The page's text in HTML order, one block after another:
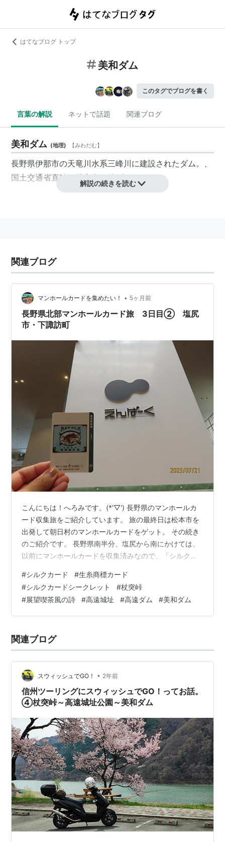
はてなブログ トップ
美和ダム
このタグでブログを書く
言葉の解説 ネットで話題 関連ブログ
美和ダム (地理) 【みわだむ】
長野県伊那市の天竜川水系三峰川に建設されたダム。、
国土交通省直轄の特定多目的ダムである。
解説の続きを読む
関連ブログ
マンホールカードを集めたい！ • 5ヶ月前
長野県北部マンホールカード旅 3日目② 塩尻
市・下諏訪町
こんにちは！へろみです。(*'▽') 長野県のマンホールカ
ード収集旅をご紹介しています。 旅の最終日は松本市を
出発して朝日村のマンホールカードをゲット。 その続き
のご紹介です。 長野県南半分、塩尻から南にかけては、
以前にマンホールカードを収集済みなので、「シルクカ
す。 では、ラストスパート。ジャンジャン行きまーす！
('∀')/‘‘ 塩尻市「えんパーク」でシルクカード 塩尻市の町
中にある市民交流センター「えんパーク」に着きまし
た。 会議室やセミナーなどが開催される場所のようで、
いたシルクカードには…
#シルクカード #生糸商標カード
#シルクカードシークレット #杖突峠
#展望喫茶風の詩 #高遠城址 #高遠ダム #美和ダム
関連ブログ
スウィッシュでGO！ • 2年前
信州ツーリングにスウィッシュでGO！ってお話。
④杖突峠～高遠城址公園～美和ダム